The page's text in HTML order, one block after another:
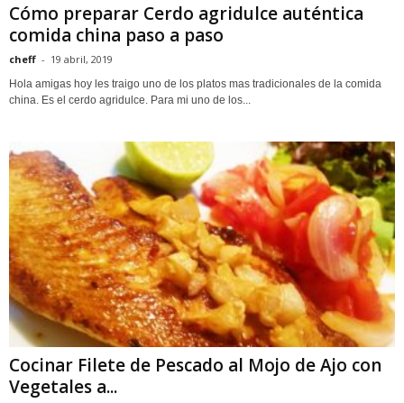
Cómo preparar Cerdo agridulce auténtica
comida china paso a paso
cheff - 19 abril, 2019
Hola amigas hoy les traigo uno de los platos mas tradicionales de la comida
china. Es el cerdo agridulce. Para mi uno de los...
Cocinar Filete de Pescado al Mojo de Ajo con
Vegetales a...